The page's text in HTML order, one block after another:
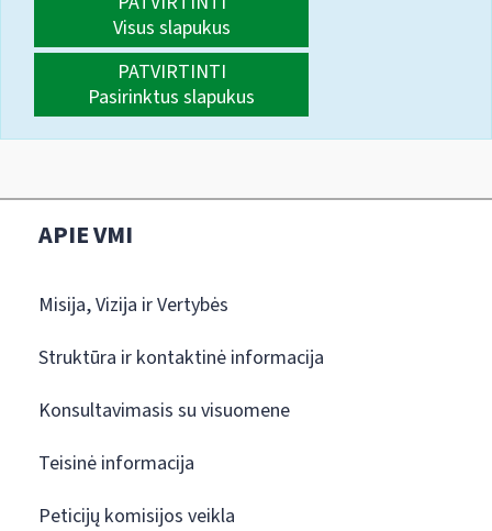
Visus slapukus
PATVIRTINTI
Pasirinktus slapukus
APIE VMI
Misija, Vizija ir Vertybės
Struktūra ir kontaktinė informacija
Konsultavimasis su visuomene
Teisinė informacija
Peticijų komisijos veikla